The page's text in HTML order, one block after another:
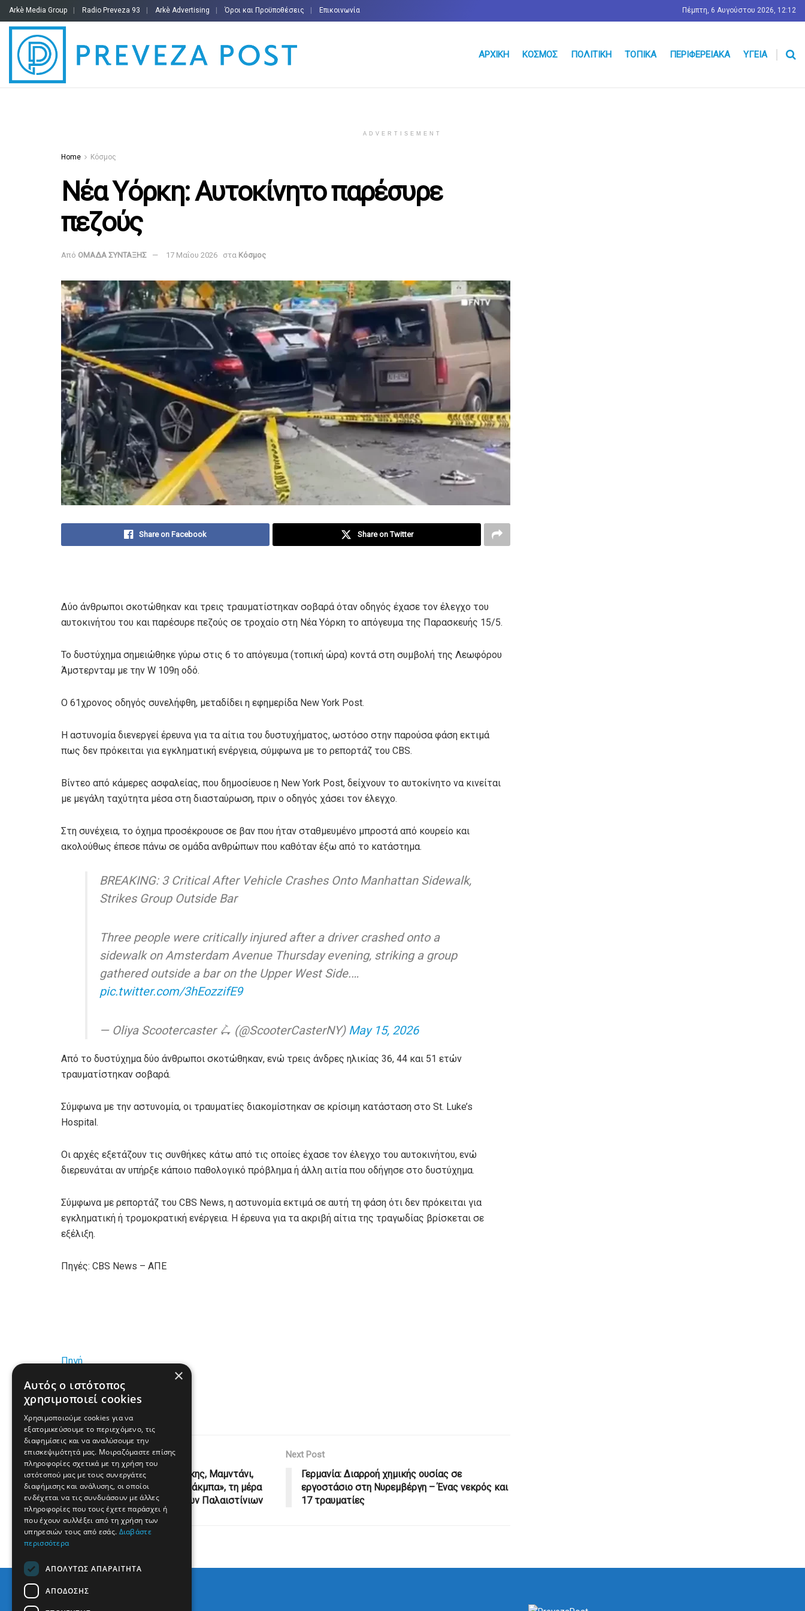
Arkè Media Group Radio Preveza 93 Arkè Advertising Όροι και Προϋποθέσεις Επικοινωνία Πέμπτη, 6 Αυγούστου 2026, 12:12
ΑΡΧΙΚΉ ΚΌΣΜΟΣ ΠΟΛΙΤΙΚΉ ΤΟΠΙΚΆ ΠΕΡΙΦΕΡΕΙΑΚΆ ΥΓΕΊΑ
ADVERTISEMENT
Home Κόσμος
Νέα Υόρκη: Αυτοκίνητο παρέσυρε
πεζούς
Από ΟΜΑΔΑ ΣΥΝΤΑΞΗΣ 17 Μαΐου 2026 στα Κόσμος
Share on Facebook Share on Twitter
Δύο άνθρωποι σκοτώθηκαν και τρεις τραυματίστηκαν σοβαρά όταν οδηγός έχασε τον έλεγχο του
αυτοκινήτου του και παρέσυρε πεζούς σε τροχαίο στη Νέα Υόρκη το απόγευμα της Παρασκευής 15/5.
Το δυστύχημα σημειώθηκε γύρω στις 6 το απόγευμα (τοπική ώρα) κοντά στη συμβολή της Λεωφόρου
Άμστερνταμ με την W 109η οδό.
Ο 61χρονος οδηγός συνελήφθη, μεταδίδει η εφημερίδα New York Post.
Η αστυνομία διενεργεί έρευνα για τα αίτια του δυστυχήματος, ωστόσο στην παρούσα φάση εκτιμά
πως δεν πρόκειται για εγκληματική ενέργεια, σύμφωνα με το ρεπορτάζ του CBS.
Βίντεο από κάμερες ασφαλείας, που δημοσίευσε η New York Post, δείχνουν το αυτοκίνητο να κινείται
με μεγάλη ταχύτητα μέσα στη διασταύρωση, πριν ο οδηγός χάσει τον έλεγχο.
Στη συνέχεια, το όχημα προσέκρουσε σε βαν που ήταν σταθμευμένο μπροστά από κουρείο και
ακολούθως έπεσε πάνω σε ομάδα ανθρώπων που καθόταν έξω από το κατάστημα.
BREAKING: 3 Critical After Vehicle Crashes Onto Manhattan Sidewalk,
Strikes Group Outside Bar
Three people were critically injured after a driver crashed onto a
sidewalk on Amsterdam Avenue Thursday evening, striking a group
gathered outside a bar on the Upper West Side.…
pic.twitter.com/3hEozzifE9
— Oliya Scootercaster 🛴 (@ScooterCasterNY) May 15, 2026
Από το δυστύχημα δύο άνθρωποι σκοτώθηκαν, ενώ τρεις άνδρες ηλικίας 36, 44 και 51 ετών
τραυματίστηκαν σοβαρά.
Σύμφωνα με την αστυνομία, οι τραυματίες διακομίστηκαν σε κρίσιμη κατάσταση στο St. Luke’s
Hospital.
Οι αρχές εξετάζουν τις συνθήκες κάτω από τις οποίες έχασε τον έλεγχο του αυτοκινήτου, ενώ
διερευνάται αν υπήρξε κάποιο παθολογικό πρόβλημα ή άλλη αιτία που οδήγησε στο δυστύχημα.
Σύμφωνα με ρεπορτάζ του CBS News, η αστυνομία εκτιμά σε αυτή τη φάση ότι δεν πρόκειται για
εγκληματική ή τρομοκρατική ενέργεια. Η έρευνα για τα ακριβή αίτια της τραγωδίας βρίσκεται σε
εξέλιξη.
Πηγές: CBS News – ΑΠΕ
Πηγή
www.enikos.gr
Previous Post
Ο δήμαρχος της Νέας Υόρκης, Μαμντάνι,
ανήρτησε βίντεο για τη «Νάκμπα», τη μέρα
μνήμης του εκτοπισμού των Παλαιστίνιων
Next Post
Γερμανία: Διαρροή χημικής ουσίας σε
εργοστάσιο στη Νυρεμβέργη – Ένας νεκρός και
17 τραυματίες
×
Αυτός ο ιστότοπος
χρησιμοποιεί cookies
Χρησιμοποιούμε cookies για να
εξατομικεύσουμε το περιεχόμενο, τις
διαφημίσεις και να αναλύσουμε την
επισκεψιμότητά μας. Μοιραζόμαστε επίσης
πληροφορίες σχετικά με τη χρήση του
ιστότοπού μας με τους συνεργάτες
διαφήμισης και ανάλυσης, οι οποίοι
ενδέχεται να τις συνδυάσουν με άλλες
πληροφορίες που τους έχετε παράσχει ή
που έχουν συλλέξει από τη χρήση των
υπηρεσιών τους από εσάς. Διαβάστε
περισσότερα
ΑΠΟΛΎΤΩΣ ΑΠΑΡΑΊΤΗΤΑ
ΑΠΌΔΟΣΗΣ